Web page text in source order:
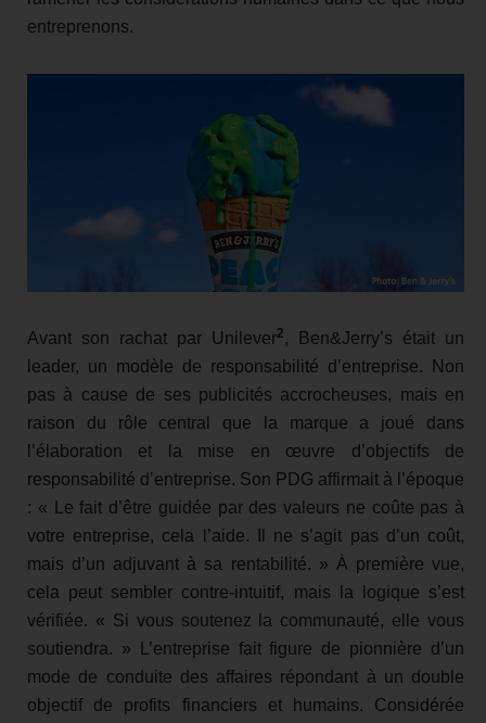
entreprenons.
Avant son rachat par Unilever2 , Ben&Jerry’s était un
leader, un modèle de responsabilité d’entreprise. Non
pas à cause de ses publicités accrocheuses, mais en
raison du rôle central que la marque a joué dans
l’élaboration et la mise en œuvre d’objectifs de
responsabilité d’entreprise. Son PDG affirmait à l’époque
: « Le fait d’être guidée par des valeurs ne coûte pas à
votre entreprise, cela l’aide. Il ne s’agit pas d’un coût,
mais d’un adjuvant à sa rentabilité. » À première vue,
cela peut sembler contre-intuitif, mais la logique s’est
vérifiée. « Si vous soutenez la communauté, elle vous
soutiendra. » L’entreprise fait figure de pionnière d’un
mode de conduite des affaires répondant à un double
objectif de profits financiers et humains. Considérée